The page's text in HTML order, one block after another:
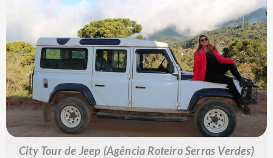
City Tour de Jeep (Agência Roteiro Serras Verdes)